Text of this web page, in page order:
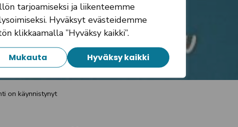
tarjoamiseksi ja liikenteemme
Hyväksyt evästeidemme
klikkaamalla ”Hyväksy kaikki”.
Mukauta Hyväksy kaikki
on käynnistynyt